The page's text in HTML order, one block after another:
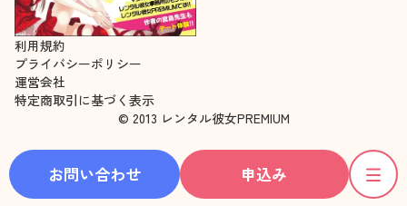
お問い合わせ 申込み
利用規約
プライバシーポリシー
運営会社
特定商取引に基づく表示
© 2013 レンタル彼女PREMIUM